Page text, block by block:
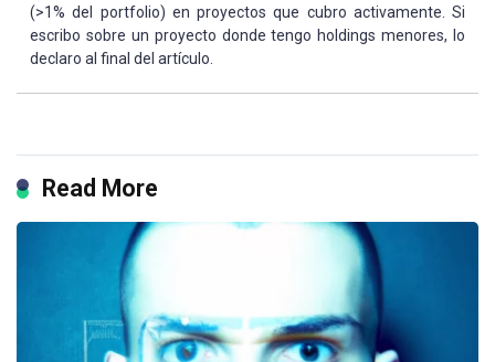
(>1% del portfolio) en proyectos que cubro activamente. Si
escribo sobre un proyecto donde tengo holdings menores, lo
declaro al final del artículo.
Read More